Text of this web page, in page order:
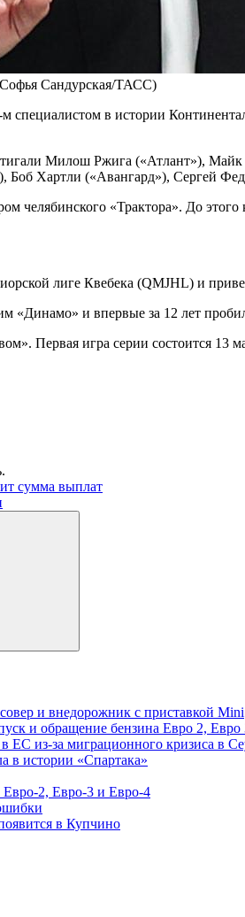
Сандурская/ТАСС)
м специалистом в истории
Милош Ржига («Атлант»),
Хартли («Авангард»), Сергей
челябинского «Трактора». До
лиге Квебека (QMJHL) и
«Динамо» и впервые за 12 лет
Первая игра серии состоится 13
сумма выплат
и внедорожник с приставкой Mini
и обращение бензина Евро 2, Евро
ЕС из-за миграционного кризиса в
в истории «Спартака»
Евро-2, Евро-3 и Евро-4
в Купчино